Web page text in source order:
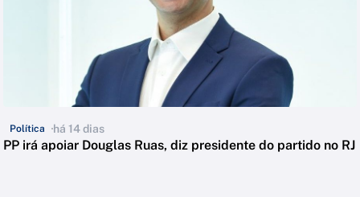
Política há 14 dias
PP irá apoiar Douglas Ruas, diz presidente do partido no RJ